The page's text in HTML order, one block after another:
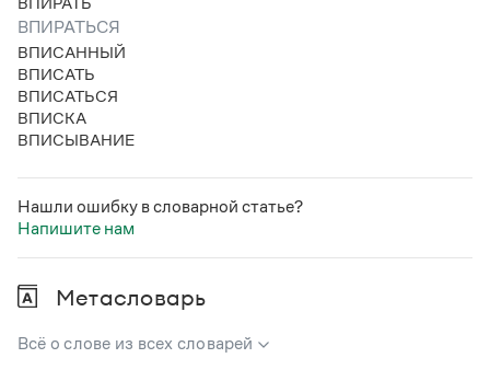
Словари
Научпоп
Учебники и справочники
Все книги
ВПИРАТЬСЯ
ВПИСАННЫЙ
ВПИСАТЬ
ВПИСАТЬСЯ
ВПИСКА
ВПИСЫВАНИЕ
Нашли ошибку в словарной статье?
Напишите нам
Метасловарь
Всё о слове из всех словарей